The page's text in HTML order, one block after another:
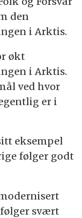
den
i Arktis.
økt
i Arktis.
ved hvor
er i
eksempel
følger godt
svært